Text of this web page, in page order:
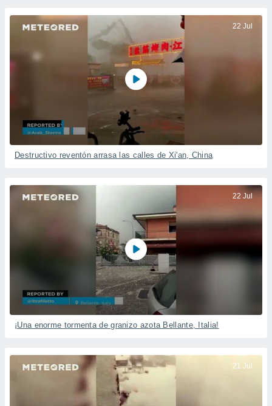
22 Jul
Destructivo reventón arrasa las calles de Xi'an, China
22 Jul
¡Una enorme tormenta de granizo azota Bellante, Italia!
21 Jul